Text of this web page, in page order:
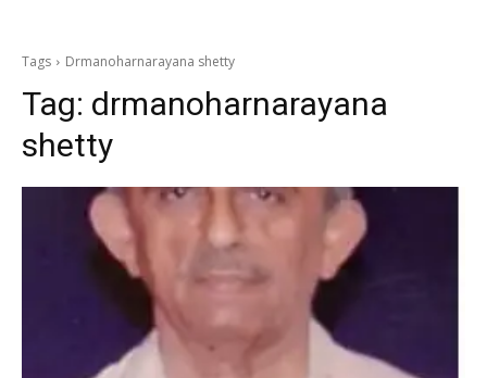
Tags Drmanoharnarayana shetty
Tag: drmanoharnarayana
shetty